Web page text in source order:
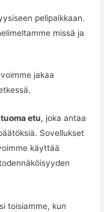
pelipaikkaan.
missä ja
jakaa
etu, joka antaa
Sovellukset
käyttää
toisiamme, kun